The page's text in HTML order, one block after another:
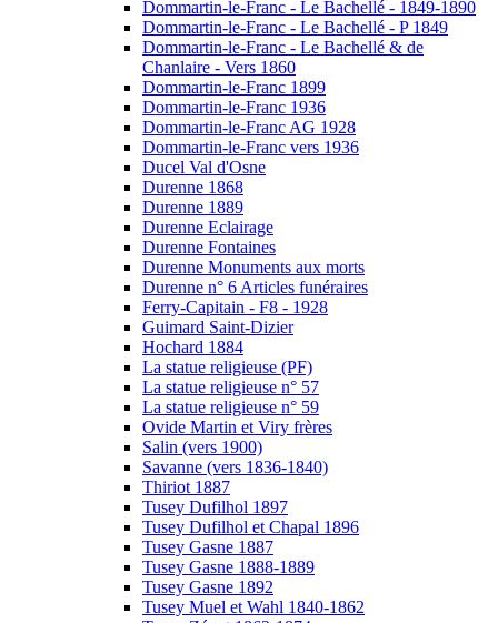
Dommartin-le-Franc - Le Bachellé - 1849-1890
Dommartin-le-Franc - Le Bachellé - P 1849
Dommartin-le-Franc - Le Bachellé & de
Chanlaire - Vers 1860
Dommartin-le-Franc 1899
Dommartin-le-Franc 1936
Dommartin-le-Franc AG 1928
Dommartin-le-Franc vers 1936
Ducel Val d'Osne
Durenne 1868
Durenne 1889
Durenne Eclairage
Durenne Fontaines
Durenne Monuments aux morts
Durenne n° 6 Articles funéraires
Ferry-Capitain - F8 - 1928
Guimard Saint-Dizier
Hochard 1884
La statue religieuse (PF)
La statue religieuse n° 57
La statue religieuse n° 59
Ovide Martin et Viry frères
Salin (vers 1900)
Savanne (vers 1836-1840)
Thiriot 1887
Tusey Dufilhol 1897
Tusey Dufilhol et Chapal 1896
Tusey Gasne 1887
Tusey Gasne 1888-1889
Tusey Gasne 1892
Tusey Muel et Wahl 1840-1862